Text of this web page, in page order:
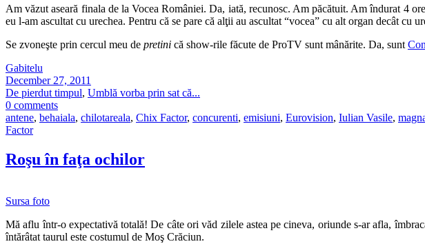
Am văzut aseară finala de la Vocea României. Da, iată, recunosc. Am păcătuit. Am îndurat 4
eu l-am ascultat cu urechea. Pentru că se pare că alţii au ascultat “vocea” cu alt organ decât cu
Se zvoneşte prin cercul meu de pretini că show-rile făcute de ProTV sunt mânărite. Da, sunt
Gabitelu
December 27, 2011
De pierdut timpul, Umblă vorba prin sat că...
0 comments
antene, behaiala, chilotareala, Chix Factor, concurenti, emisiuni, Eurovision, Iulian Vasile,
Factor
Roşu în faţa ochilor
Sursa foto
Mă aflu într-o expectativă totală! De câte ori văd zilele astea pe cineva, oriunde s-ar afla,
întărâtat taurul este costumul de Moş Crăciun.